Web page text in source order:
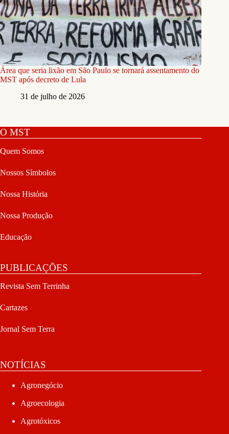
Área que seria lixão em São Paulo se tornará assentamento do
MST após decreto de Lula
31 de julho de 2026
O MST
Quem Somos
Nossos Símbolos
Nossa História
Nossa Produção
Educação
PUBLICAÇÕES
Revista Sem Terrinha
Cartazes
Jornal Sem Terra
NOTÍCIAS
Agronegócio
Agroecologia
Agrotóxicos